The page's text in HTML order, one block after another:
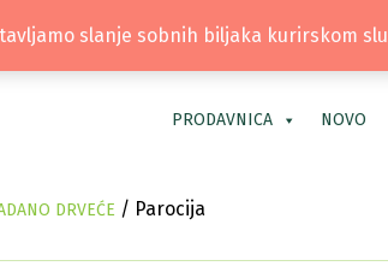
TEL: +381 66
PRODAVNICA NOVO
DRVEĆE / Parocija
slanje sobnih biljaka kurirskom